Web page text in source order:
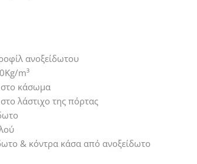
ανοξείδωτου
m³
στο κάσωμα
λάστιχο της πόρτας
& κόντρα κάσα από ανοξείδωτο